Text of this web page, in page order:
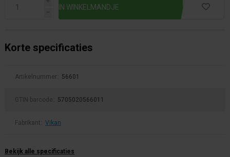
i
h
Korte specificaties
Artikelnummer: 56601
GTIN barcode: 5705020566011
Fabrikant: Vikan
Bekijk alle specificaties